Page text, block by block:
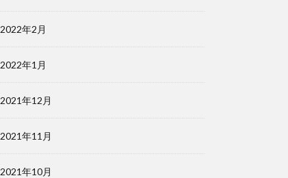
2022年2月
2022年1月
2021年12月
2021年11月
2021年10月